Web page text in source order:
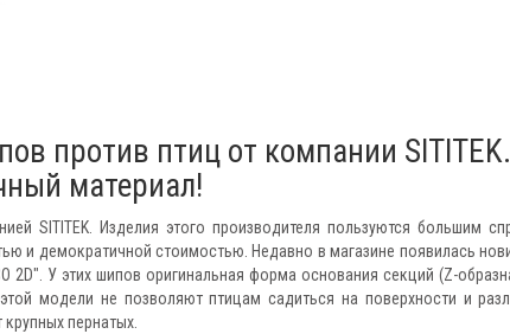
против птиц от компании SITITEK.
материал!
SITITEK. Изделия этого производителя пользуются большим
и демократичной стоимостью. Недавно в магазине появилась
2D". У этих шипов оригинальная форма основания секций (Z-
модели не позволяют птицам садиться на поверхности и
пернатых.